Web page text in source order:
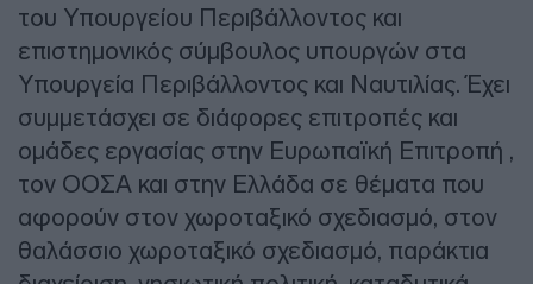
του Υπουργείου Περιβάλλοντος και
επιστημονικός σύμβουλος υπουργών στα
Υπουργεία Περιβάλλοντος και Ναυτιλίας. Έχει
συμμετάσχει σε διάφορες επιτροπές και
ομάδες εργασίας στην Ευρωπαϊκή Επιτροπή ,
τον ΟΟΣΑ και στην Ελλάδα σε θέματα που
αφορούν στον χωροταξικό σχεδιασμό, στον
θαλάσσιο χωροταξικό σχεδιασμό, παράκτια